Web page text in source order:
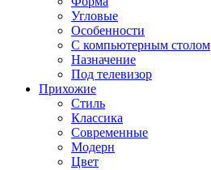
Угловые
Особенности
С компьютерным столом
Назначение
Под телевизор
Прихожие
Стиль
Классика
Современные
Модерн
Цвет